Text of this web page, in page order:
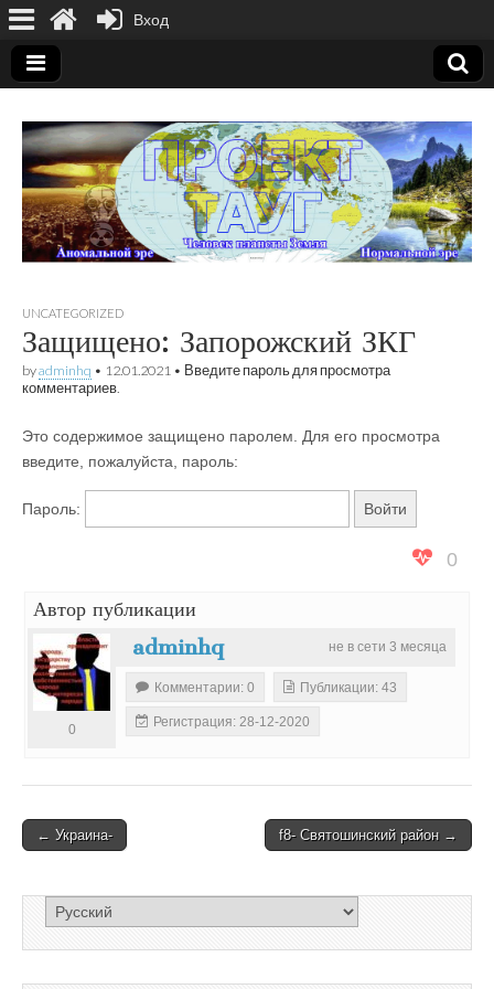
Демонстрационный
сайт – проекта
ТАУГ на основе
модели структуры
государства
Украина
UNCATEGORIZED
Защищено: Запорожский ЗКГ
byadminhq • 12.01.2021 • Введите пароль для просмотра
комментариев.
Это содержимое защищено паролем. Для его просмотра
введите, пожалуйста, пароль:
Пароль:
0
Автор публикации
не в сети 3 месяца
adminhq
0
Комментарии: 0 Публикации: 43
Регистрация: 28-12-2020
Post
← Украина- f8- Святошинский район →
Вход